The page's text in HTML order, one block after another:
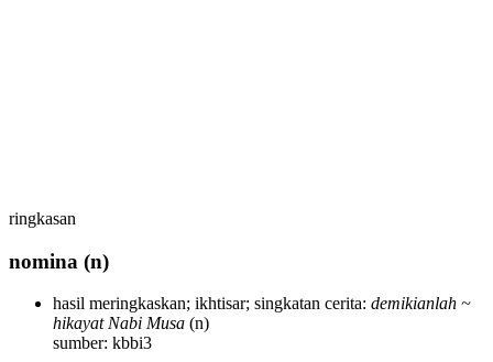
ringkasan
nomina (n)
hasil meringkaskan; ikhtisar; singkatan cerita: demikianlah ~
hikayat Nabi Musa (n)
sumber: kbbi3